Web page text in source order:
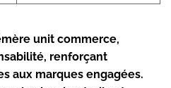
unit commerce,
renforçant
aux marques engagées.